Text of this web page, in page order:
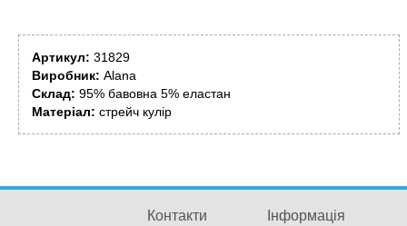
Артикул: 31829
Виробник: Alana
Склад: 95% бавовна 5% еластан
Матеріал: стрейч кулір
Контакти Інформація